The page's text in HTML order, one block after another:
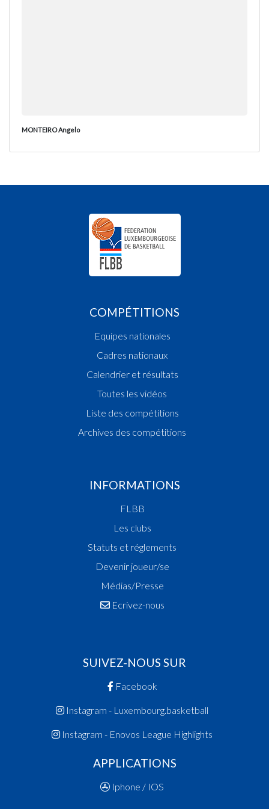
MONTEIRO Angelo
COMPÉTITIONS
Equipes nationales
Cadres nationaux
Calendrier et résultats
Toutes les vidéos
Liste des compétitions
Archives des compétitions
INFORMATIONS
FLBB
Les clubs
Statuts et réglements
Devenir joueur/se
Médias/Presse
Ecrivez-nous
SUIVEZ-NOUS SUR
Facebook
Instagram - Luxembourg.basketball
Instagram - Enovos League Highlights
APPLICATIONS
Iphone / IOS